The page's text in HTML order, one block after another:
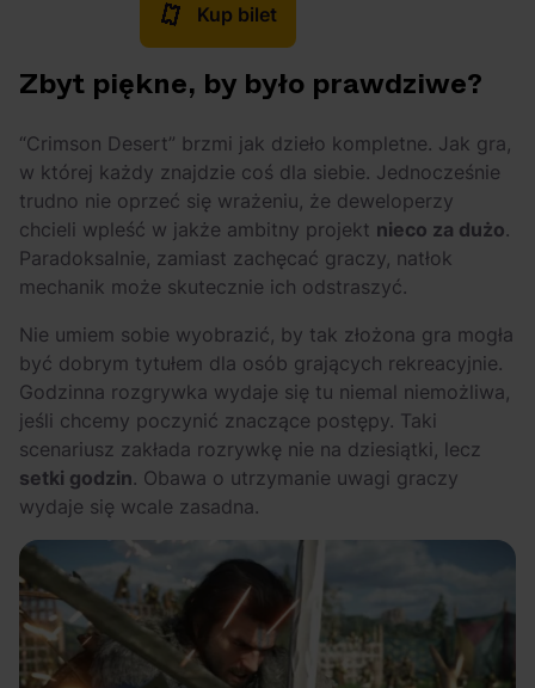
Kup bilet
Zbyt piękne, by było prawdziwe?
“Crimson Desert” brzmi jak dzieło kompletne. Jak gra,
w której każdy znajdzie coś dla siebie. Jednocześnie
trudno nie oprzeć się wrażeniu, że deweloperzy
chcieli wpleść w jakże ambitny projekt nieco za dużo.
Paradoksalnie, zamiast zachęcać graczy, natłok
mechanik może skutecznie ich odstraszyć.
Nie umiem sobie wyobrazić, by tak złożona gra mogła
być dobrym tytułem dla osób grających rekreacyjnie.
Godzinna rozgrywka wydaje się tu niemal niemożliwa,
jeśli chcemy poczynić znaczące postępy. Taki
scenariusz zakłada rozrywkę nie na dziesiątki, lecz
setki godzin. Obawa o utrzymanie uwagi graczy
wydaje się wcale zasadna.